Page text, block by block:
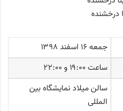
درخشنده
جمعه ۱۶ اسفند ۱۳۹۸
ساعت ۱۹:۰۰ و ۲۲:۰۰
سالن میلاد نمایشگاه بین
المللی